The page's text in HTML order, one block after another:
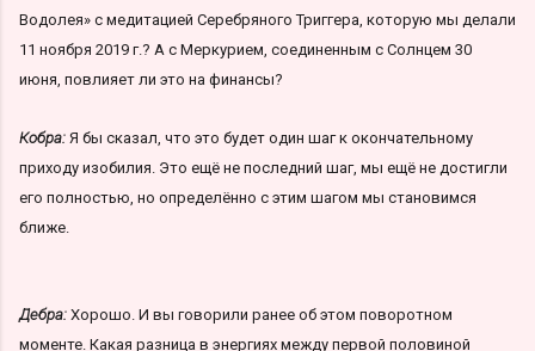
Водолея» с медитацией Серебряного Триггера, которую мы делали
11 ноября 2019 г.? А с Меркурием, соединенным с Солнцем 30
июня, повлияет ли это на финансы?
Кобра: Я бы сказал, что это будет один шаг к окончательному
приходу изобилия. Это ещё не последний шаг, мы ещё не достигли
его полностью, но определённо с этим шагом мы становимся
ближе.
Дебра: Хорошо. И вы говорили ранее об этом поворотном
моменте. Какая разница в энергиях между первой половиной